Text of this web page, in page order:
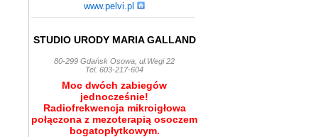
www.pelvi.pl
STUDIO URODY MARIA GALLAND
80-299 Gdańsk Osowa, ul.Wegi 22
Tel. 603-217-604
Moc dwóch zabiegów
jednocześnie!
Radiofrekwencja mikroigłowa
połączona z mezoterapią osoczem
bogatopłytkowym.